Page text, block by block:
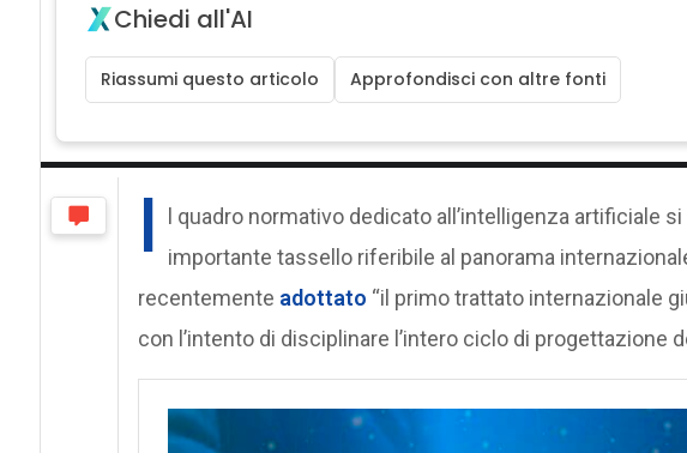
Chiedi all'AI
Riassumi questo articolo Approfondisci con altre fonti
I
l quadro normativo dedicato all’intelligenza artificiale
importante tassello riferibile al panorama
recentemente adottato “il primo trattato internazionale
con l’intento di disciplinare l’intero ciclo di progettazione